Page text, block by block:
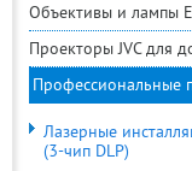
Объективы и лампы
Проекторы JVC для
Профессиональные
Лазерные
(3-чип DLP)